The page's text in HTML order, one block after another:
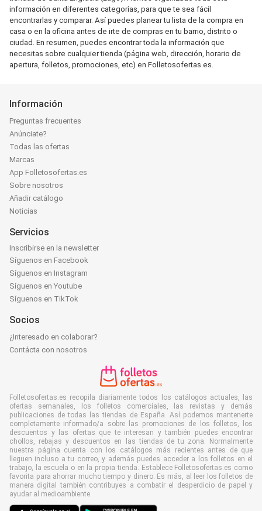
información en diferentes categorías, para que te sea fácil
encontrarlas y comparar. Así puedes planear tu lista de la compra en
casa o en la oficina antes de irte de compras en tu barrio, distrito o
ciudad. En resumen, puedes encontrar toda la información que
necesitas sobre cualquier tienda (página web, dirección, horario de
apertura, folletos, promociones, etc) en Folletosofertas.es.
Información
Preguntas frecuentes
Anúnciate?
Todas las ofertas
Marcas
App Folletosofertas.es
Sobre nosotros
Añadir catálogo
Noticias
Servicios
Inscribirse en la newsletter
Síguenos en Facebook
Síguenos en Instagram
Síguenos en Youtube
Síguenos en TikTok
Socios
¿Interesado en colaborar?
Contácta con nosotros
Folletosofertas.es recopila diariamente todos los catálogos actuales, las
ofertas semanales, los folletos comerciales, las revistas y demás
publicaciones de todas las tiendas de España. Así podemos mantenerte
completamente informado/a sobre las promociones de los folletos, los
descuentos y las ofertas que te interesan y también puedes encontrar
chollos, rebajas y descuentos en las tiendas de tu zona. Normalmente
nuestra página cuenta con los catálogos más recientes antes de que
lleguen incluso a tu correo, y además puedes acceder a los folletos en el
trabajo, la escuela o en la propia tienda. Establece Folletosofertas.es como
favorita para ahorrar mucho tiempo y dinero. Es más, al leer los folletos de
manera digital también contribuyes a combatir el desperdicio de papel y
ayudar al medioambiente.